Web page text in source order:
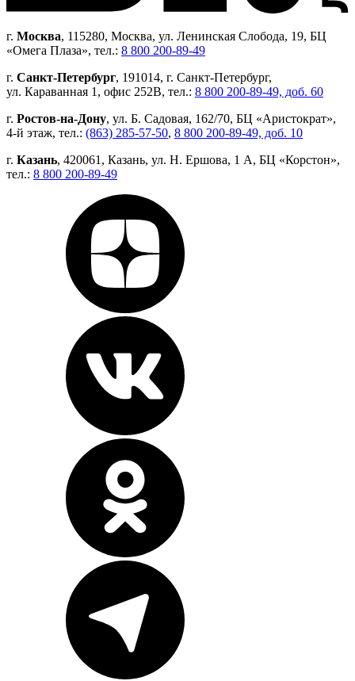
г. Москва, 115280, Москва, ул. Ленинская Слобода, 19, БЦ
«Омега Плаза», тел.: 8 800 200-89-49
г. Санкт-Петербург, 191014, г. Санкт-Петербург,
ул. Караванная 1, офис 252В, тел.: 8 800 200-89-49, доб. 60
г. Ростов-на-Дону, ул. Б. Садовая, 162/70, БЦ «Аристократ»,
4-й этаж, тел.: (863) 285-57-50, 8 800 200-89-49, доб. 10
г. Казань, 420061, Казань, ул. Н. Ершова, 1 А, БЦ «Корстон»,
тел.: 8 800 200-89-49